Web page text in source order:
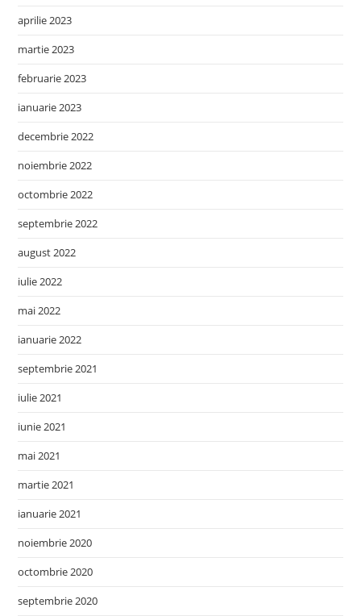
aprilie 2023
martie 2023
februarie 2023
ianuarie 2023
decembrie 2022
noiembrie 2022
octombrie 2022
septembrie 2022
august 2022
iulie 2022
mai 2022
ianuarie 2022
septembrie 2021
iulie 2021
iunie 2021
mai 2021
martie 2021
ianuarie 2021
noiembrie 2020
octombrie 2020
septembrie 2020